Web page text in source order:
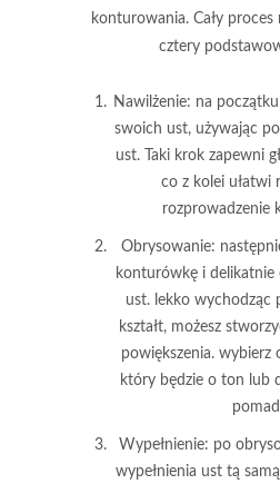
konturowania. Cały proces
cztery
Nawilżenie: na
swoich ust, używając
ust. Taki krok zapewni
co z kolei ułatwi
rozprowadzenie
Obrysowanie:
konturówkę i
ust. lekko wychodząc
kształt, możesz
powiększenia.
który będzie o ton lub
Wypełnienie: po
wypełnienia ust tą